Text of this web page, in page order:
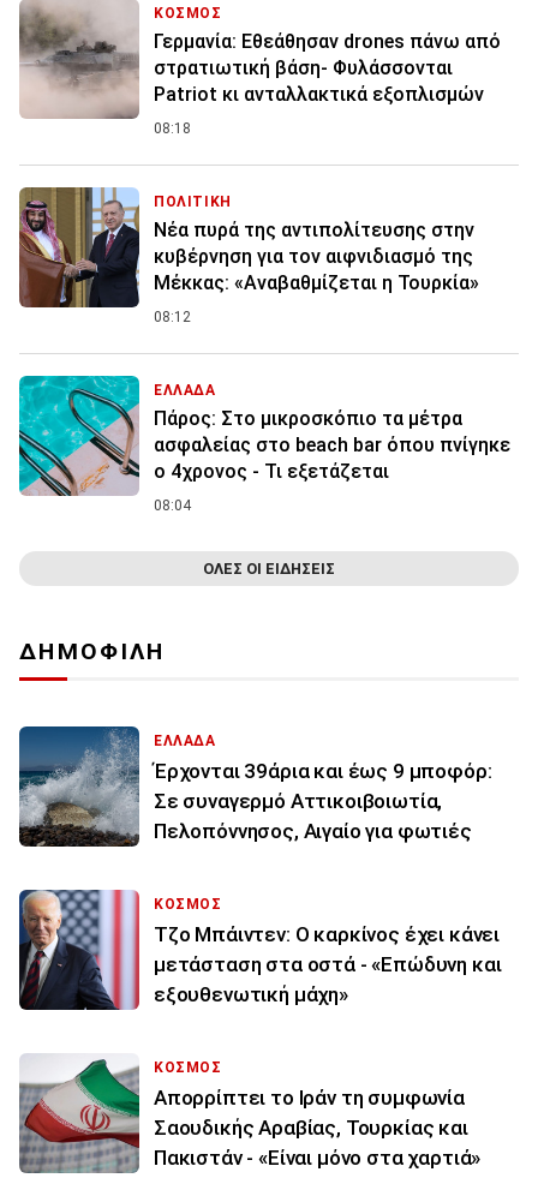
ΚΟΣΜΟΣ
Γερμανία: Εθεάθησαν drones πάνω από
στρατιωτική βάση- Φυλάσσονται
Patriot κι ανταλλακτικά εξοπλισμών
08:18
ΠΟΛΙΤΙΚΗ
Νέα πυρά της αντιπολίτευσης στην
κυβέρνηση για τον αιφνιδιασμό της
Μέκκας: «Αναβαθμίζεται η Τουρκία»
08:12
ΕΛΛΑΔΑ
Πάρος: Στο μικροσκόπιο τα μέτρα
ασφαλείας στο beach bar όπου πνίγηκε
ο 4χρονος - Τι εξετάζεται
08:04
ΟΛΕΣ ΟΙ ΕΙΔΗΣΕΙΣ
ΔΗΜΟΦΙΛΗ
ΕΛΛΑΔΑ
Έρχονται 39άρια και έως 9 μποφόρ:
Σε συναγερμό Αττικοιβοιωτία,
Πελοπόννησος, Αιγαίο για φωτιές
ΚΟΣΜΟΣ
Τζο Μπάιντεν: Ο καρκίνος έχει κάνει
μετάσταση στα οστά - «Επώδυνη και
εξουθενωτική μάχη»
ΚΟΣΜΟΣ
Απορρίπτει το Ιράν τη συμφωνία
Σαουδικής Αραβίας, Τουρκίας και
Πακιστάν - «Είναι μόνο στα χαρτιά»